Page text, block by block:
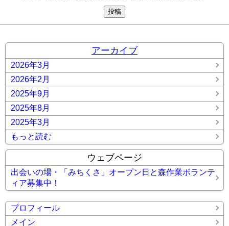
アーカイブ
2026年3月
2026年2月
2025年9月
2025年8月
2025年3月
もっと読む
ウェブページ
出会いの場・「みちくさ」オープン日と森作業ボランテ
ィア募集中！
プロフィール
メイン